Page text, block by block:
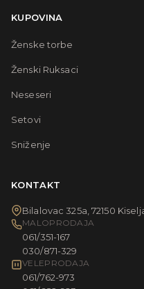
KUPOVINA
Ženske torbe
Ženski Ruksaci
Neseseri
Setovi
Sniženje
KONTAKT
Bilalovac 325a, 72150
MALOPRODAJA
061/351-167
030/871-329
VELEPRODAJA
061/762-973